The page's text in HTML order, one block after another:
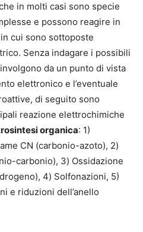
in molti casi sono specie
e possono reagire in
cui sono sottoposte
Senza indagare i possibili
da un punto di vista
elettronico e l’eventuale
di seguito sono
reazione elettrochimiche
organica: 1)
CN (carbonio-azoto), 2)
carbonio), 3) Ossidazione
4) Solfonazioni, 5)
e riduzioni dell’anello